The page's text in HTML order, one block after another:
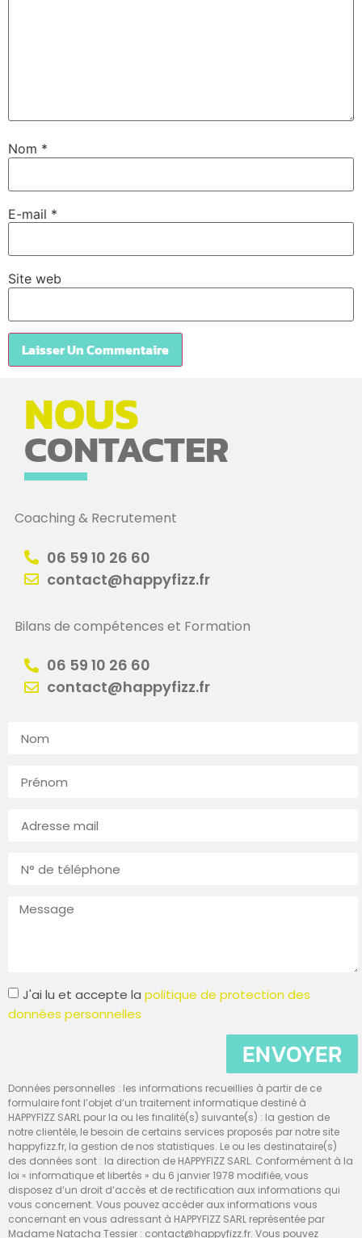
Nom *
E-mail *
Site web
NOUS
CONTACTER
Coaching & Recrutement
06 59 10 26 60
contact@happyfizz.fr
Bilans de compétences et Formation
06 59 10 26 60
contact@happyfizz.fr
J'ai lu et accepte la politique de protection des
données personnelles
ENVOYER
Données personnelles : les informations recueillies à partir de ce
formulaire font l’objet d’un traitement informatique destiné à
HAPPYFIZZ SARL pour la ou les finalité(s) suivante(s) : la gestion de
notre clientèle, le besoin de certains services proposés par notre site
happyfizz.fr, la gestion de nos statistiques. Le ou les destinataire(s)
des données sont : la direction de HAPPYFIZZ SARL. Conformément à la
loi « informatique et libertés » du 6 janvier 1978 modifiée, vous
disposez d’un droit d’accès et de rectification aux informations qui
vous concernent. Vous pouvez accéder aux informations vous
concernant en vous adressant à HAPPYFIZZ SARL représentée par
Madame Natacha Tessier : contact@happyfizz.fr. Vous pouvez